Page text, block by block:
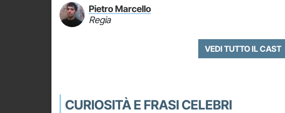
Pietro Marcello
Regia
VEDI TUTTO IL CAST
CURIOSITÀ E FRASI CELEBRI